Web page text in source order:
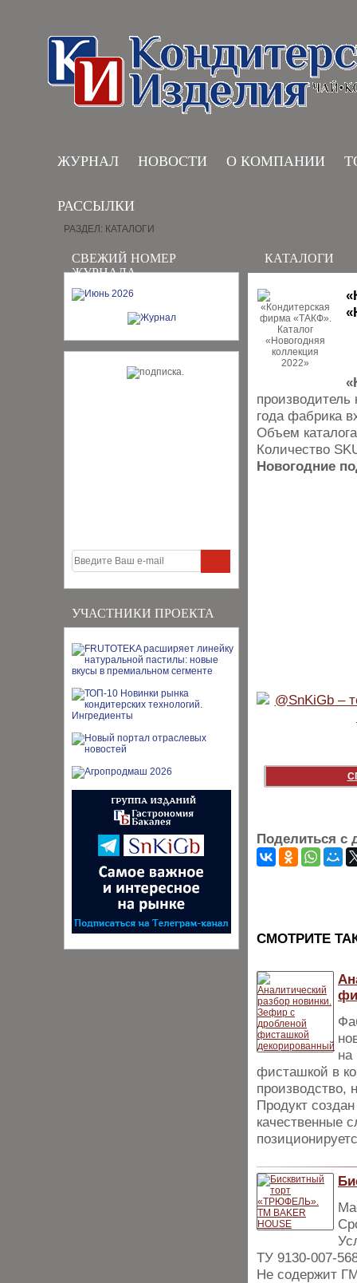
ЖУРНАЛ НОВОСТИ О КОМПАНИИ
РАССЫЛКИ
СВЕЖИЙ НОМЕР
ЖУРНАЛА
УЧАСТНИКИ ПРОЕКТА
РАЗДЕЛ: КАТАЛОГИ
КАТАЛОГИ
года фабрика
Объем
Количество
Новогодние
Поделиться с
CМОТРИТЕ
на
фисташкой в
производство,
Продукт
качественные
ТУ 9130-007-
Не содержит